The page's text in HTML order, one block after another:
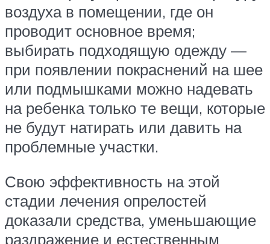
воздуха в помещении, где он
проводит основное время;
выбирать подходящую одежду —
при появлении покраснений на шее
или подмышками можно надевать
на ребенка только те вещи, которые
не будут натирать или давить на
проблемные участки.
Свою эффективность на этой
стадии лечения опрелостей
доказали средства, уменьшающие
раздражение и естественным